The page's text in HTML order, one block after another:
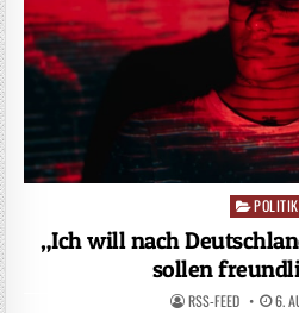
Posted
in
POLITIK
„Ich will nach
sollen
RSS-FEED 6.